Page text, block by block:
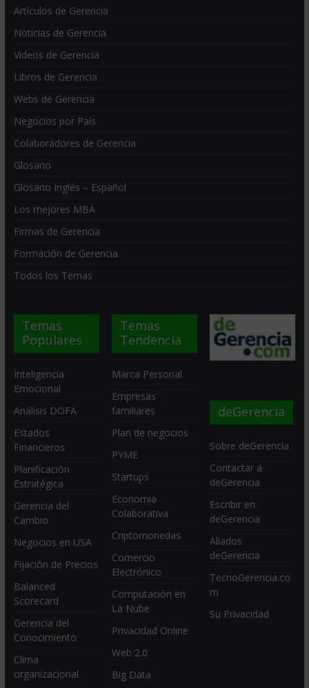
Artículos de Gerencia
Noticias de Gerencia
Videos de Gerencia
Libros de Gerencia
Webs de Gerencia
Negocios por País
Colaboradores de Gerencia
Glosario
Glosario Inglés – Español
Los mejores MBA
Firmas de Gerencia
Formación de Gerencia
Todos los Temas
Temas
Populares
Inteligencia
Emocional
Análisis DOFA
Estados
Financieros
Planificación
Estratégica
Gerencia del
Cambio
Negocios en USA
Fijación de Precios
Balanced
Scorecard
Gerencia del
Conocimiento
Clima
organizacional
Temas
Tendencia
Marca Personal
Empresas
familiares
Plan de negocios
PYME
Startups
Economia
Colaborativa
Criptomonedas
Comercio
Electrónico
Computación en
La Nube
Privacidad Online
Web 2.0
Big Data
deGerencia
Sobre deGerencia
Contactar a
deGerencia
Escribir en
deGerencia
Aliados
deGerencia
TecnoGerencia.co
m
Su Privacidad